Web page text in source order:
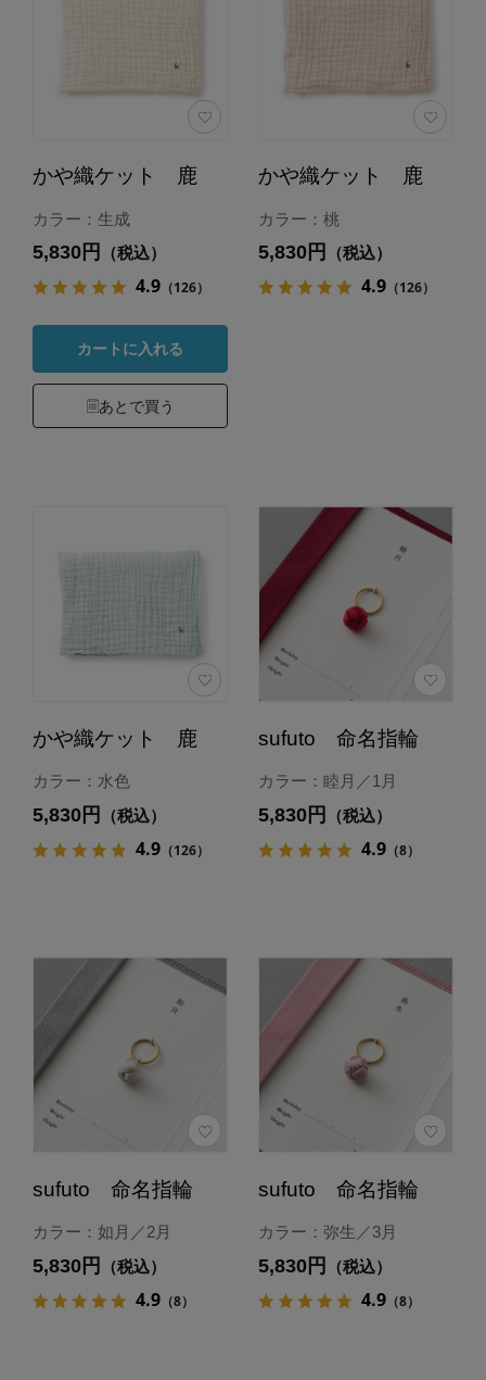
かや織ケット 鹿
カラー：生成
5,830円 （税込）
4.9（126）
カートに入れる
あとで買う
かや織ケット 鹿
カラー：桃
5,830円 （税込）
4.9（126）
かや織ケット 鹿
カラー：水色
5,830円 （税込）
4.9（126）
sufuto 命名指輪
カラー：睦月／1月
5,830円 （税込）
4.9（8）
sufuto 命名指輪
カラー：如月／2月
5,830円 （税込）
4.9（8）
sufuto 命名指輪
カラー：弥生／3月
5,830円 （税込）
4.9（8）